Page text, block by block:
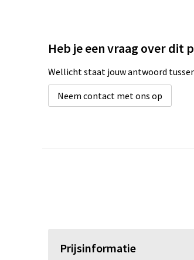
Heb je een vraag over dit
Wellicht staat jouw antwoord
Neem contact met ons op
Prijsinformatie